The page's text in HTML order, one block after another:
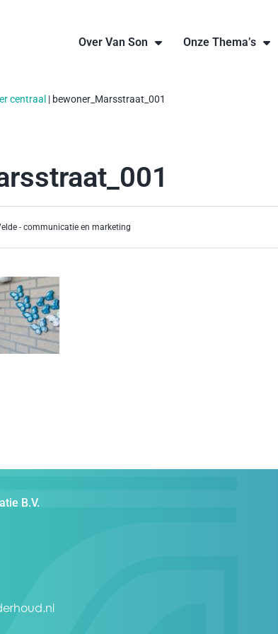
Over Van Son Onze Thema’s
centraal | bewoner_Marsstraat_001
- communicatie en marketing
B.V.